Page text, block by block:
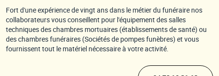
Fort d'une expérience de vingt ans dans le métier du funéraire nos
collaborateurs vous conseillent pour l'équipement des salles
techniques des chambres mortuaires (établissements de santé) ou
des chambres funéraires (Sociétés de pompes funèbres) et vous
fournissent tout le matériel nécessaire à votre activité.